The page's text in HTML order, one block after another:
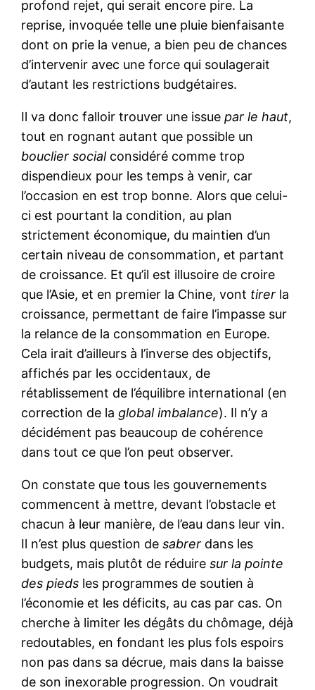
profond rejet, qui serait encore pire. La
reprise, invoquée telle une pluie bienfaisante
dont on prie la venue, a bien peu de chances
d’intervenir avec une force qui soulagerait
d’autant les restrictions budgétaires.
Il va donc falloir trouver une issuepar le haut,
tout en rognant autant que possible un
bouclier socialconsidéré comme trop
dispendieux pour les temps à venir, car
l’occasion en est trop bonne. Alors que celui-
ci est pourtant la condition, au plan
strictement économique, du maintien d’un
certain niveau de consommation, et partant
de croissance. Et qu’il est illusoire de croire
que l’Asie, et en premier la Chine, vont tirer la
croissance, permettant de faire l’impasse sur
la relance de la consommation en Europe.
Cela irait d’ailleurs à l’inverse des objectifs,
affichés par les occidentaux, de
rétablissement de l’équilibre international (en
correction de la global imbalance). Il n’y a
décidément pas beaucoup de cohérence
dans tout ce que l’on peut observer.
On constate que tous les gouvernements
commencent à mettre, devant l’obstacle et
chacun à leur manière, de l’eau dans leur vin.
Il n’est plus question desabrer dans les
budgets, mais plutôt de réduiresur la pointe
des pieds les programmes de soutien à
l’économie et les déficits, au cas par cas. On
cherche à limiter les dégâts du chômage, déjà
redoutables, en fondant les plus fols espoirs
non pas dans sa décrue, mais dans la baisse
de son inexorable progression. On voudrait